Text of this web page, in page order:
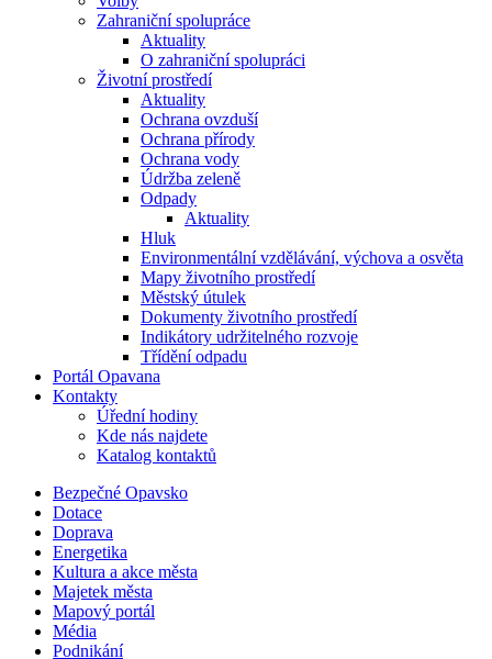
Zahraniční spolupráce
Aktuality
O zahraniční spolupráci
Životní prostředí
Aktuality
Ochrana ovzduší
Ochrana přírody
Ochrana vody
Údržba zeleně
Odpady
Aktuality
Hluk
Environmentální vzdělávání, výchova a osvěta
Mapy životního prostředí
Městský útulek
Dokumenty životního prostředí
Indikátory udržitelného rozvoje
Třídění odpadu
Portál Opavana
Kontakty
Úřední hodiny
Kde nás najdete
Katalog kontaktů
Bezpečné Opavsko
Dotace
Doprava
Energetika
Kultura a akce města
Majetek města
Mapový portál
Média
Podnikání